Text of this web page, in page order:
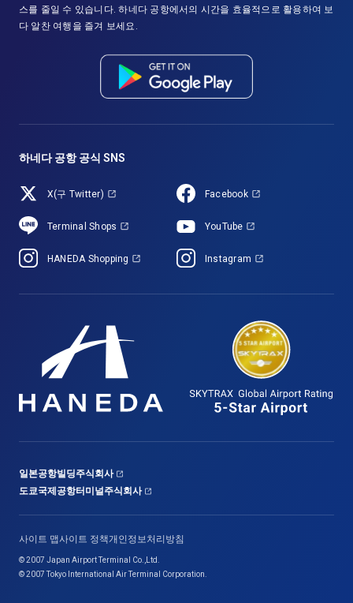
스를 줄일 수 있습니다. 하네다 공항에서의 시간을 효율적으로 활용하여 보
다 알찬 여행을 즐겨 보세요.
하네다 공항 공식 SNS
X(구 Twitter) Facebook
Terminal Shops YouTube
HANEDA Shopping Instagram
일본공항빌딩주식회사
도쿄국제공항터미널주식회사
사이트 맵사이트 정책개인정보처리방침
© 2007 Japan Airport Terminal Co.,Ltd.
© 2007 Tokyo International Air Terminal Corporation.